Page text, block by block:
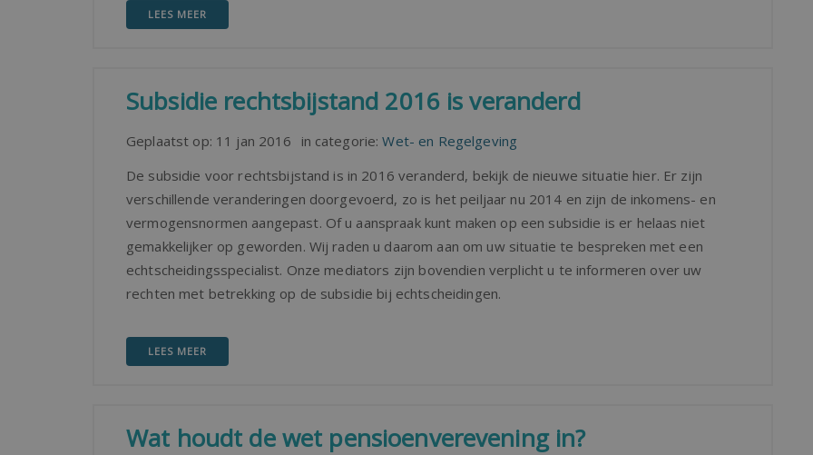
LEES MEER
Subsidie rechtsbijstand 2016 is veranderd
Geplaatst op: 11 jan 2016 in categorie:Wet- en Regelgeving
De subsidie voor rechtsbijstand is in 2016 veranderd, bekijk de nieuwe situatie hier. Er zijn
verschillende veranderingen doorgevoerd, zo is het peiljaar nu 2014 en zijn de inkomens- en
vermogensnormen aangepast. Of u aanspraak kunt maken op een subsidie is er helaas niet
gemakkelijker op geworden. Wij raden u daarom aan om uw situatie te bespreken met een
echtscheidingsspecialist. Onze mediators zijn bovendien verplicht u te informeren over uw
rechten met betrekking op de subsidie bij echtscheidingen.
LEES MEER
Wat houdt de wet pensioenverevening in?